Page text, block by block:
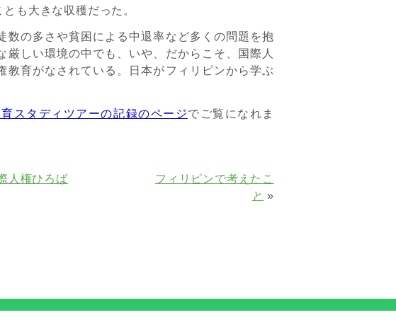
も大きな収穫だった。
の多さや貧困による中退率など多くの問題を抱
厳しい環境の中でも、いや、だからこそ、国際人
育がなされている。日本がフィリピンから学ぶ
スタディツアーの記録のページでご覧になれま
フィリピンで考えたこ
と »
人権ひろば